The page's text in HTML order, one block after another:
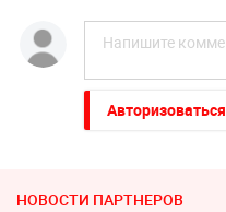
Авторизоваться
НОВОСТИ ПАРТНЕРОВ